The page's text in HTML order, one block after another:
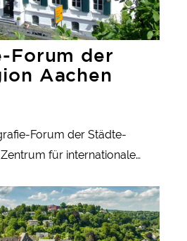
Forum der
Aachen
Forum der Städte-
für internationale
befindet.